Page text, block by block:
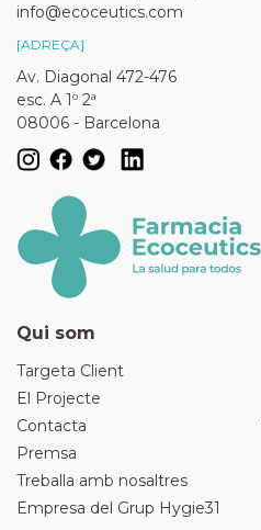
info@ecoceutics.com
[ADREÇA]
Av. Diagonal 472-476
esc. A 1º 2ª
08006 - Barcelona
Qui som
Targeta Client
El Projecte
Contacta
Premsa
Treballa amb nosaltres
Empresa del Grup Hygie31